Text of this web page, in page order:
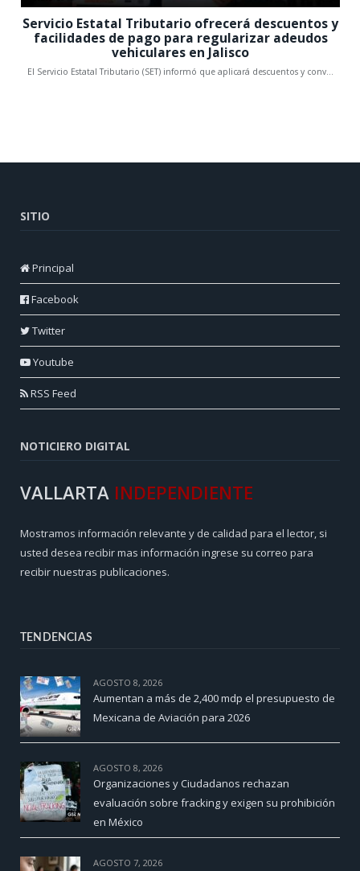
SITIO
Principal
Facebook
Twitter
Youtube
RSS Feed
NOTICIERO DIGITAL
VALLARTA INDEPENDIENTE
Mostramos información relevante y de calidad para el lector, si
usted desea recibir mas información ingrese su correo para
recibir nuestras publicaciones.
TENDENCIAS
AGOSTO 8, 2026
Aumentan a más de 2,400 mdp el presupuesto de
Mexicana de Aviación para 2026
AGOSTO 8, 2026
Organizaciones y Ciudadanos rechazan
evaluación sobre fracking y exigen su prohibición
en México
AGOSTO 7, 2026